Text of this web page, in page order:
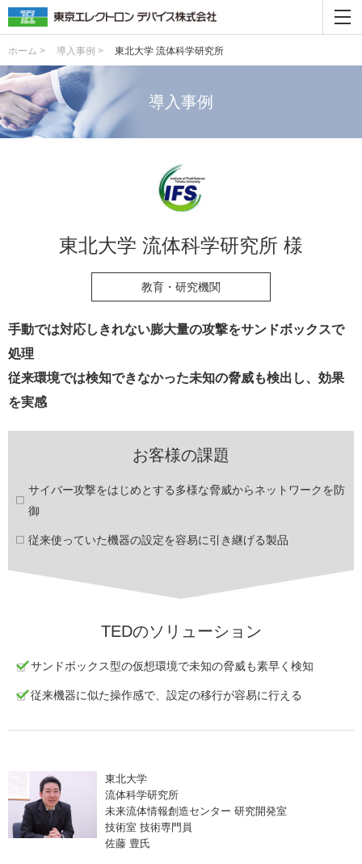
ホーム > 導入事例 > 東北大学 流体科学研究所
導入事例
東北大学 流体科学研究所 様
教育・研究機関
手動では対応しきれない膨大量の攻撃をサンドボックスで
処理
従来環境では検知できなかった未知の脅威も検出し、効果
を実感
お客様の課題
サイバー攻撃をはじめとする多様な脅威からネットワークを防
御
従来使っていた機器の設定を容易に引き継げる製品
TEDのソリューション
サンドボックス型の仮想環境で未知の脅威も素早く検知
従来機器に似た操作感で、設定の移行が容易に行える
東北大学
流体科学研究所
未来流体情報創造センター 研究開発室
技術室 技術専門員
佐藤 豊氏